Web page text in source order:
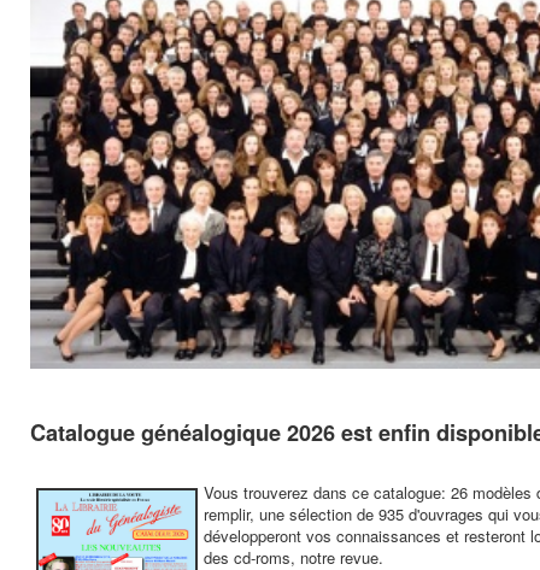
Catalogue généalogique 2026 est enfin
Vous trouverez dans ce catalogue: 26 modèles
remplir, une sélection de 935 d'ouvrages qui
développeront vos connaissances et resteront
des cd-roms, notre revue.